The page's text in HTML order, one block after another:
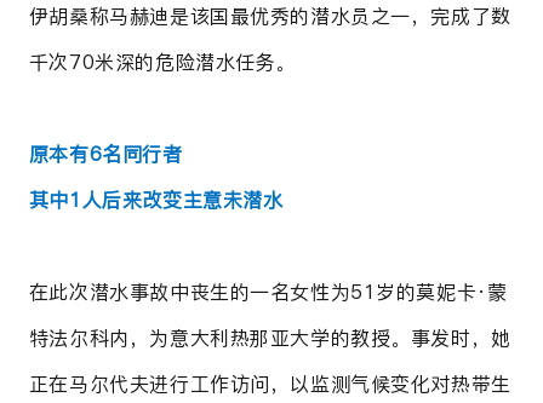
伊胡桑称马赫迪是该国最优秀的潜水员之一，完成了数
千次70米深的危险潜水任务。
原本有6名同行者
其中1人后来改变主意未潜水
在此次潜水事故中丧生的一名女性为51岁的莫妮卡·蒙
特法尔科内，为意大利热那亚大学的教授。事发时，她
正在马尔代夫进行工作访问，以监测气候变化对热带生